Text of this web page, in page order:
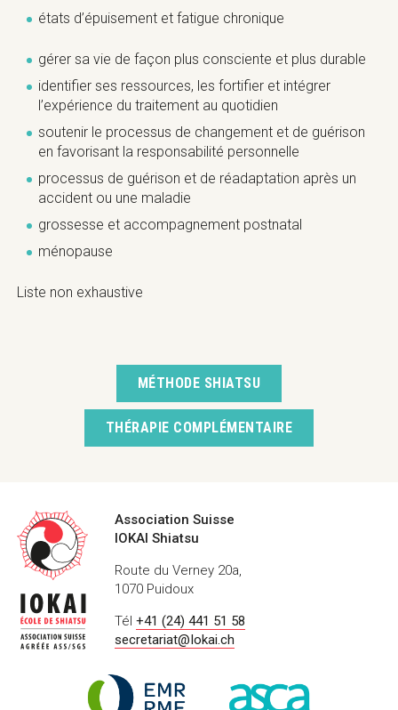
états d’épuisement et fatigue chronique
gérer sa vie de façon plus consciente et plus durable
identifier ses ressources, les fortifier et intégrer
l’expérience du traitement au quotidien
soutenir le processus de changement et de guérison
en favorisant la responsabilité personnelle
processus de guérison et de réadaptation après un
accident ou une maladie
grossesse et accompagnement postnatal
ménopause
Liste non exhaustive
MÉTHODE SHIATSU
THÉRAPIE COMPLÉMENTAIRE
Coordonnées
Association Suisse
IOKAI Shiatsu
Route du Verney 20a,
1070 Puidoux
Tél +41 (24) 441 51 58
secretariat@Iokai.ch
Registre
de
–